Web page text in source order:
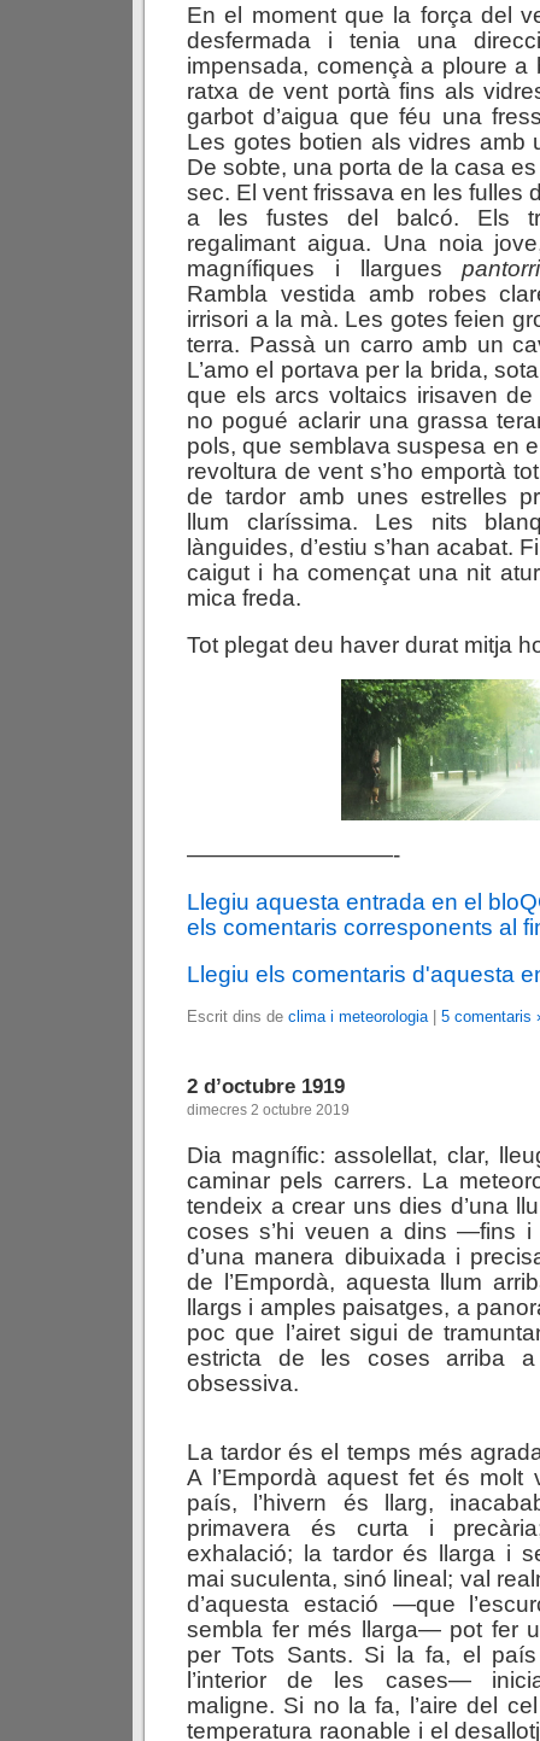
En el moment que la força del
desfermada i tenia una
impensada, començà a ploure a
ratxa de vent portà fins als
garbot d’aigua que féu una
Les gotes botien als vidres amb
De sobte, una porta de la casa
sec. El vent frissava en les fulles
a les fustes del balcó. Els
regalimant aigua. Una noia
magnífiques i llargues
Rambla vestida amb robes
irrisori a la mà. Les gotes feien
terra. Passà un carro amb un
L’amo el portava per la brida,
que els arcs voltaics irisaven
no pogué aclarir una grassa
pols, que semblava suspesa en
revoltura de vent s’ho emportà
de tardor amb unes estrelles
llum claríssima. Les nits
lànguides, d’estiu s’han acabat.
caigut i ha començat una nit
mica freda.
Tot plegat deu haver durat mitja
—————————-
Llegiu aquesta entrada en el
els comentaris corresponents al
Llegiu els comentaris d'aquesta
Escrit dins de clima i meteorologia | 5 comentaris
2 d’octubre 1919
dimecres 2 octubre 2019
Dia magnífic: assolellat, clar,
caminar pels carrers. La
tendeix a crear uns dies d’una
coses s’hi veuen a dins —fins
d’una manera dibuixada i
de l’Empordà, aquesta llum
llargs i amples paisatges, a
poc que l’airet sigui de
estricta de les coses arriba
obsessiva.
La tardor és el temps més
A l’Empordà aquest fet és molt
país, l’hivern és llarg,
primavera és curta i
exhalació; la tardor és llarga i
mai suculenta, sinó lineal; val
d’aquesta estació —que
sembla fer més llarga— pot fer
per Tots Sants. Si la fa, el
l’interior de les cases—
maligne. Si no la fa, l’aire del
temperatura raonable i el